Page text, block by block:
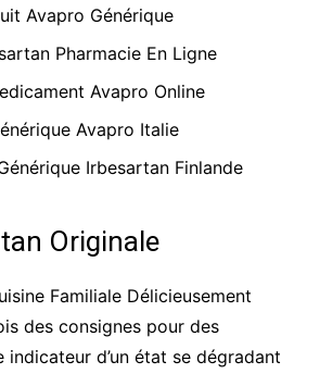
Avapro Générique
Pharmacie En Ligne
Avapro Online
Avapro Italie
Irbesartan Finlande
Originale
Familiale Délicieusement
des consignes pour des
indicateur d’un état se dégradant